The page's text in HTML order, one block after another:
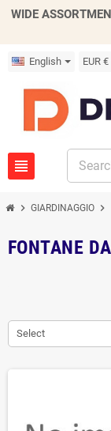
WIDE
English EUR €
view_headline
chevron_right GIARDINAGGIO chevron_right
FONTANE
Select